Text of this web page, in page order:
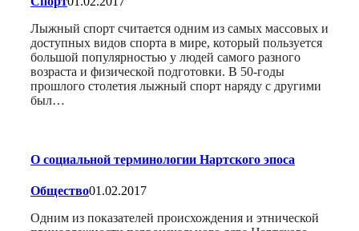
Лыжный спорт считается одним из самых массовых и
доступных видов спорта в мире, который пользуется
большой популярностью у людей самого разного
возраста и физической подготовки. В 50-годы
прошлого столетия лыжный спорт наряду с другими
был…
О социальной терминологии Нартского эпоса
Общество01.02.2017
Одним из показателей происхождения и этнической